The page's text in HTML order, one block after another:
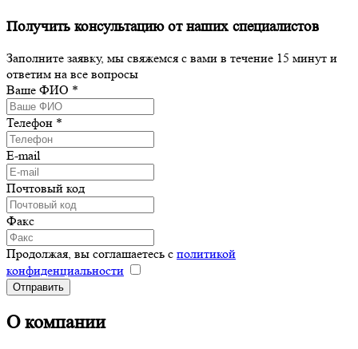
Получить консультацию от наших специалистов
Заполните заявку, мы свяжемся с вами в течение 15 минут и
ответим на все вопросы
Ваше ФИО *
Телефон *
E-mail
Почтовый код
Факс
Продолжая, вы соглашаетесь с политикой
конфиденциальности
О компании